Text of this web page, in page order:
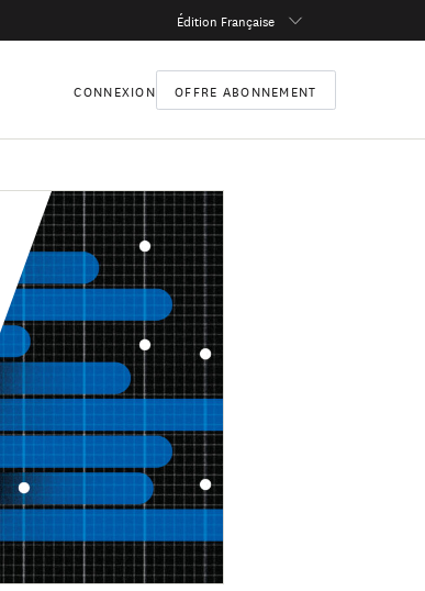
Édition Française
CONNEXION OFFRE ABONNEMENT